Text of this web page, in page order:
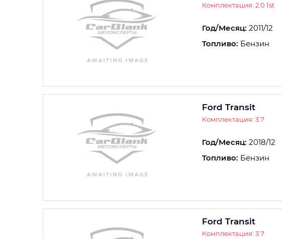
Комплектация: 2.0 1st
Год/Месяц: 2011/12
Топливо: Бензин
Ford Transit
Комплектация: 3.7
Год/Месяц: 2018/12
Топливо: Бензин
Ford Transit
Комплектация: 3.7